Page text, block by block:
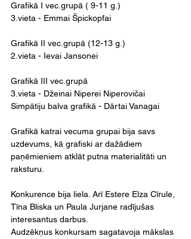
Grafikā I vec.grupā ( 9-11 g.)
3.vieta - Emmai Špickopfai
Grafikā II vec.grupā (12-13 g.)
2.vieta - Ievai Jansonei
Grafikā III vec.grupā
3.vieta - Džeinai Niperei Niperovičai
Simpātiju balva grafikā - Dārtai Vanagai
Grafikā katrai vecuma grupai bija savs
uzdevums, kā grafiski ar dažādiem
paņēmieniem atklāt putna materialitāti un
raksturu.
Konkurence bija liela. Arī Estere Elza Cīrule,
Tīna Bliska un Paula Jurjane radījušas
interesantus darbus.
Audzēkņus konkursam sagatavoja mākslas